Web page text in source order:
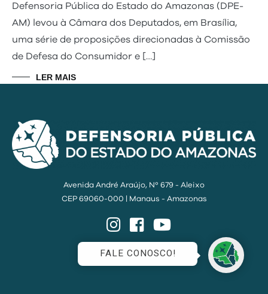
Defensoria Pública do Estado do Amazonas (DPE-
AM) levou à Câmara dos Deputados, em Brasília,
uma série de proposições direcionadas à Comissão
de Defesa do Consumidor e […]
LER MAIS
Avenida André Araújo, Nº 679 - Aleixo
CEP 69060-000 | Manaus - Amazonas
InstagramFacebook
FALE CONOSCO!